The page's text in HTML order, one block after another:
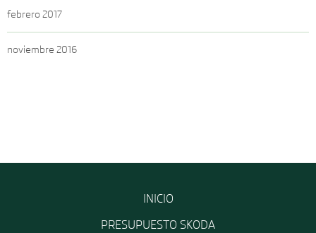
febrero 2017
noviembre 2016
INICIO
PRESUPUESTO SKODA